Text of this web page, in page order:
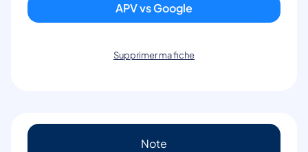
APV vs Google
Supprimer ma fiche
Note